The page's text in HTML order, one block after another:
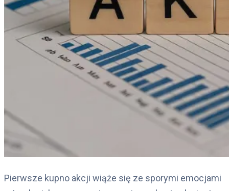
Pierwsze kupno akcji wiąże się ze sporymi emocjami